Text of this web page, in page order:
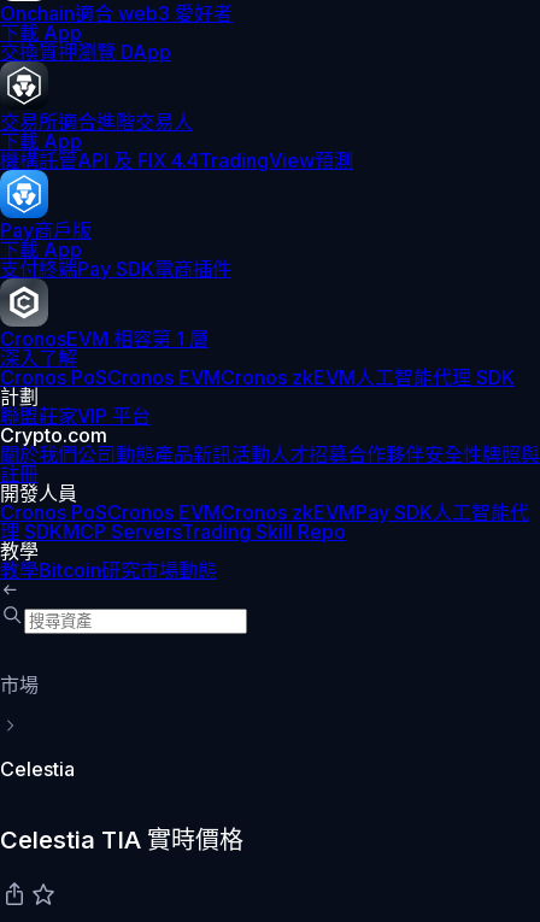
Onchain適合 web3 愛好者
下載 App
交換質押瀏覽 DApp
交易所適合進階交易人
下載 App
機構託管API 及 FIX 4.4TradingView預測
Pay商戶版
下載 App
支付終端Pay SDK電商插件
CronosEVM 相容第 1 層
深入了解
Cronos PoSCronos EVMCronos zkEVM人工智能代理 SDK
計劃
聯盟莊家VIP 平台
Crypto.com
關於我們公司動態產品新訊活動人才招募合作夥伴安全性牌照與
註冊
開發人員
Cronos PoSCronos EVMCronos zkEVMPay SDK人工智能代
理 SDKMCP ServersTrading Skill Repo
教學
教學Bitcoin研究市場動態
市場
Celestia
Celestia TIA 實時價格